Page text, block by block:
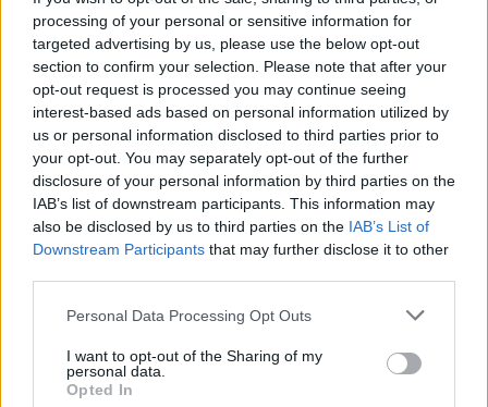
processing of your personal or sensitive information for
targeted advertising by us, please use the below opt-out
section to confirm your selection. Please note that after your
opt-out request is processed you may continue seeing
interest-based ads based on personal information utilized by
us or personal information disclosed to third parties prior to
your opt-out. You may separately opt-out of the further
disclosure of your personal information by third parties on the
IAB’s list of downstream participants. This information may
also be disclosed by us to third parties on the IAB’s List of
Downstream Participants that may further disclose it to other
Personal Data Processing Opt Outs
I want to opt-out of the Sharing of my
personal data.
Opted In
Pas dy vitesh në kërkim
për dosjen e inceneratorit
të Tiranës, arrestohet
Palasë
Përfundon pas 4 orësh
protesta kundër klasës
politike: “Nesër më